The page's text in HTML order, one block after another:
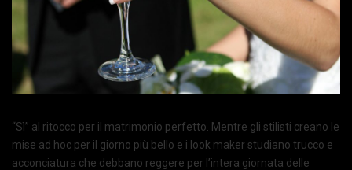
“Sì” al ritocco per il matrimonio perfetto. Mentre gli stilisti creano le
mise ad hoc per il giorno più bello e i look maker studiano trucco e
acconciatura che debbano reggere per l’intera giornata delle